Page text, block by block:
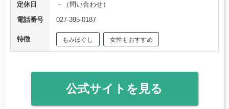
定休日
－（問い合わせ）
電話番号
027-395-0187
特徴 もみほぐし 女性もおすすめ
公式サイトを見る